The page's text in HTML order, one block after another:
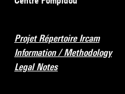
Projet Répertoire Ircam
Information / Methodology
Legal Notes